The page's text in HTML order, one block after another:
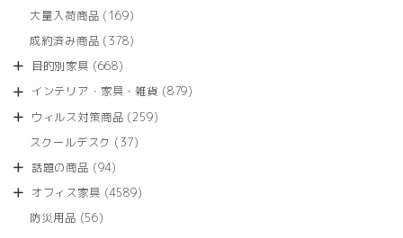
商
の
商
大量入荷商品 169169
の
成約済み商品 378378
商
目的別家具 668668
の
商
インテリア・家具・雑貨 879879
ウィルス対策商品 259259
スクールデスク 3737
商
話題の商品 9494
の
オフィス家具 45894589
防災用品 5656